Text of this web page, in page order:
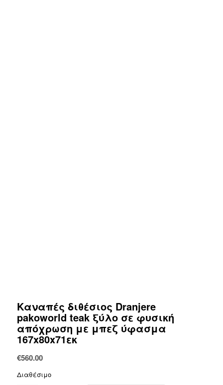
Καναπές διθέσιος Dranjere
pakoworld teak ξύλο σε φυσική
απόχρωση με μπεζ ύφασμα
167x80x71εκ
€560.00
Διαθέσιμο